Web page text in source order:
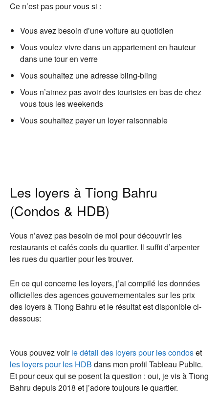
Ce n’est pas pour vous si :
Vous avez besoin d’une voiture au quotidien
Vous voulez vivre dans un appartement en hauteur
dans une tour en verre
Vous souhaitez une adresse bling-bling
Vous n’aimez pas avoir des touristes en bas de chez
vous tous les weekends
Vous souhaitez payer un loyer raisonnable
Les loyers à Tiong Bahru
(Condos & HDB)
Vous n’avez pas besoin de moi pour découvrir les
restaurants et cafés cools du quartier. Il suffit d’arpenter
les rues du quartier pour les trouver.
En ce qui concerne les loyers, j’ai compilé les données
officielles des agences gouvernementales sur les prix
des loyers à Tiong Bahru et le résultat est disponible ci-
dessous:
Vous pouvez voirle détail des loyers pour les condoset
les loyers pour les HDB dans mon profil Tableau Public.
Et pour ceux qui se posent la question : oui, je vis à Tiong
Bahru depuis 2018 et j’adore toujours le quartier.